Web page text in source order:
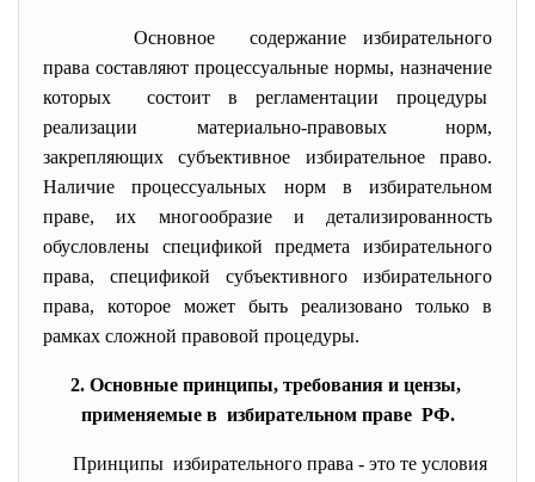
Основное содержание избирательного
права составляют процессуальные нормы, назначение
которых состоит в регламентации процедуры
реализации материально-правовых норм,
закрепляющих субъективное избирательное право.
Наличие процессуальных норм в избирательном
праве, их многообразие и детализированность
обусловлены спецификой предмета избирательного
права, спецификой субъективного избирательного
права, которое может быть реализовано только в
рамках сложной правовой процедуры.
2. Основные принципы, требования и цензы,
применяемые в избирательном праве РФ.
Принципы избирательного права - это те условия